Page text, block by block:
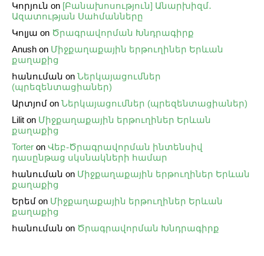
Կորյուն on [Բանախոսություն] Անարխիզմ․
Ազատության Սահմանները
Կոլյա on Ծրագրավորման Խնդրագիրք
Anush on Միջքաղաքային երթուղիներ Երևան
քաղաքից
հանուման on Ներկայացումներ
(պրեզենտացիաներ)
Արտյոմ on Ներկայացումներ (պրեզենտացիաներ)
Lilit on Միջքաղաքային երթուղիներ Երևան
քաղաքից
Torter on Վեբ֊Ծրագրավորման ինտենսիվ
դասընթաց սկսնակների համար
հանուման on Միջքաղաքային երթուղիներ Երևան
քաղաքից
Երեմ on Միջքաղաքային երթուղիներ Երևան
քաղաքից
հանուման on Ծրագրավորման Խնդրագիրք